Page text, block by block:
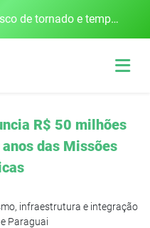
Defesa Civil alerta para risco de tornado e tempestades severas no RS entre esta quinta e sexta-feira
R$ 50 milhões
das Missões
infraestrutura e integração
Paraguai